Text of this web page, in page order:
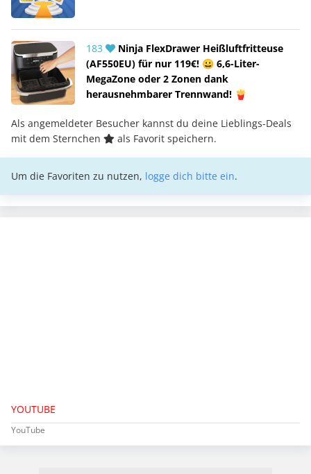
183
Ninja FlexDrawer Heißluftfritteuse
(AF550EU) für nur 119€! 😀 6,6-Liter-
MegaZone oder 2 Zonen dank
herausnehmbarer Trennwand! 🍟
Als angemeldeter Besucher kannst du deine Lieblings-Deals
mit dem Sternchen
als Favorit speichern.
Um die Favoriten zu nutzen, logge dich bitte ein.
YOUTUBE
YouTube